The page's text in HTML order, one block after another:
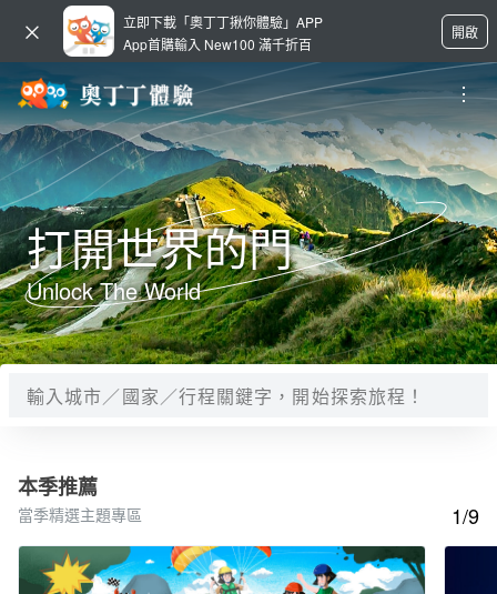
立即下載「奧丁丁揪你體驗」APP
App首購輸入 New100 滿千折百
開啟
打開世界的門
Unlock The World
本季推薦
當季精選主題專區 1/9